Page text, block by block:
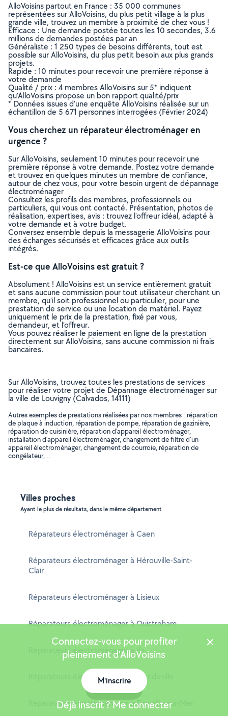
AlloVoisins partout en France : 35 000 communes
représentées sur AlloVoisins, du plus petit village à la plus
grande ville, trouvez un membre à proximité de chez vous !
Efficace : Une demande postée toutes les 10 secondes, 3.6
millions de demandes postées par an
Généraliste : 1 250 types de besoins différents, tout est
possible sur AlloVoisins, du plus petit besoin aux plus grands
projets.
Rapide : 10 minutes pour recevoir une première réponse à
votre demande
Qualité / prix : 4 membres AlloVoisins sur 5* indiquent
qu’AlloVoisins propose un bon rapport qualité/prix
* Données issues d’une enquête AlloVoisins réalisée sur un
échantillon de 5 671 personnes interrogées (Février 2024)
Vous cherchez un réparateur électroménager en
urgence ?
Sur AlloVoisins, seulement 10 minutes pour recevoir une
première réponse à votre demande. Postez votre demande
et trouvez en quelques minutes un membre de confiance,
autour de chez vous, pour votre besoin urgent de dépannage
électroménager
Consultez les profils des membres, professionnels ou
particuliers, qui vous ont contacté. Présentation, photos de
réalisation, expertises, avis : trouvez l'offreur idéal, adapté à
votre demande et à votre budget.
Conversez ensemble depuis la messagerie AlloVoisins pour
des échanges sécurisés et efficaces grâce aux outils
intégrés.
Est-ce que AlloVoisins est gratuit ?
Absolument ! AlloVoisins est un service entièrement gratuit
et sans aucune commission pour tout utilisateur cherchant un
membre, qu’il soit professionnel ou particulier, pour une
prestation de service ou une location de matériel. Payez
uniquement le prix de la prestation, fixé par vous,
demandeur, et l’offreur.
Vous pouvez réaliser le paiement en ligne de la prestation
directement sur AlloVoisins, sans aucune commission ni frais
bancaires.
Sur AlloVoisins, trouvez toutes les prestations de services
pour réaliser votre projet de Dépannage électroménager sur
la ville de Louvigny (Calvados, 14111)
Autres exemples de prestations réalisées par nos membres : réparation
de plaque à induction, réparation de pompe, réparation de gazinière,
réparation de cuisinière, réparation d'appareil électroménager,
installation d'appareil électroménager, changement de filtre d'un
appareil électroménager, changement de courroie, réparation de
congélateur, ..
Villes proches
Ayant le plus de résultats, dans le même département
Réparateurs électroménager à Caen
Réparateurs électroménager à Hérouville-Saint-
Clair
Réparateurs électroménager à Lisieux
Réparateurs électroménager à Ouistreham
Réparateurs électroménager à Ifs
Réparateurs électroménager à Mondeville
Réparateurs électroménager à Trouville-sur-Mer
Connectez-vous pour profiter
pleinement d'AlloVoisins
M'inscrire
Déjà inscrit ? Me connecter